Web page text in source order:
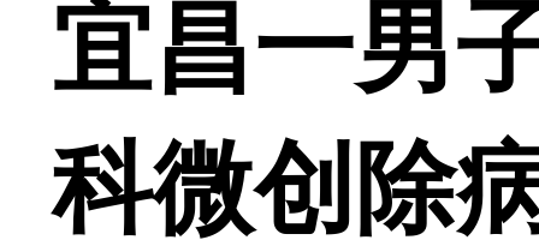
宜昌一男
科微创除